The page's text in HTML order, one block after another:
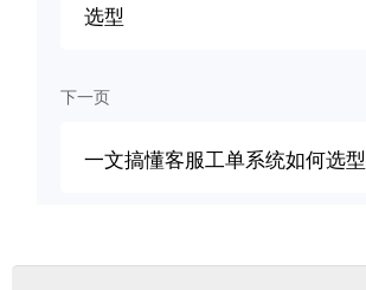
选型
下一页
一文搞懂客服工单系统如何选型